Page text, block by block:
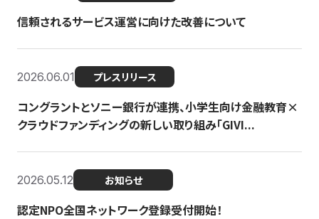
信頼されるサービス運営に向けた改善について
2026.06.01 プレスリリース
コングラントとソニー銀行が連携、小学生向け金融教育×
クラウドファンディングの新しい取り組み「GIVI...
2026.05.12 お知らせ
認定NPO全国ネットワーク登録受付開始！